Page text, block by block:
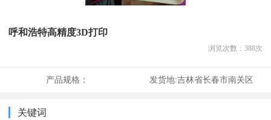
呼和浩特高精度3D打印
浏览次数： 388次
产品规格： 发货地:吉林省长春市南关区
关键词